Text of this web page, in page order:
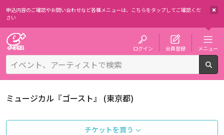
申込内容のご確認やお問い合わせなど各種メニューは、 こちらをタップしてご確認くだ
さい
ログイン 会員登録 メニュー
ミュージカル『ゴースト』 (東京都)
チケットを買う